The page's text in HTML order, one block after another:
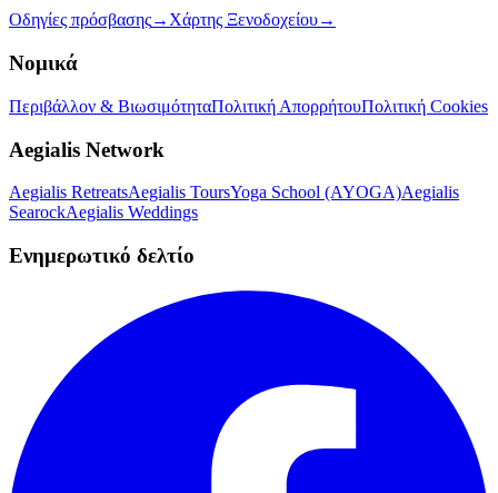
Οδηγίες πρόσβασης→ Χάρτης Ξενοδοχείου→
Νομικά
Περιβάλλον & ΒιωσιμότηταΠολιτική ΑπορρήτουΠολιτική Cookies
Aegialis Network
Aegialis RetreatsAegialis ToursYoga School (AYOGA)Aegialis
SearockAegialis Weddings
Ενημερωτικό δελτίο